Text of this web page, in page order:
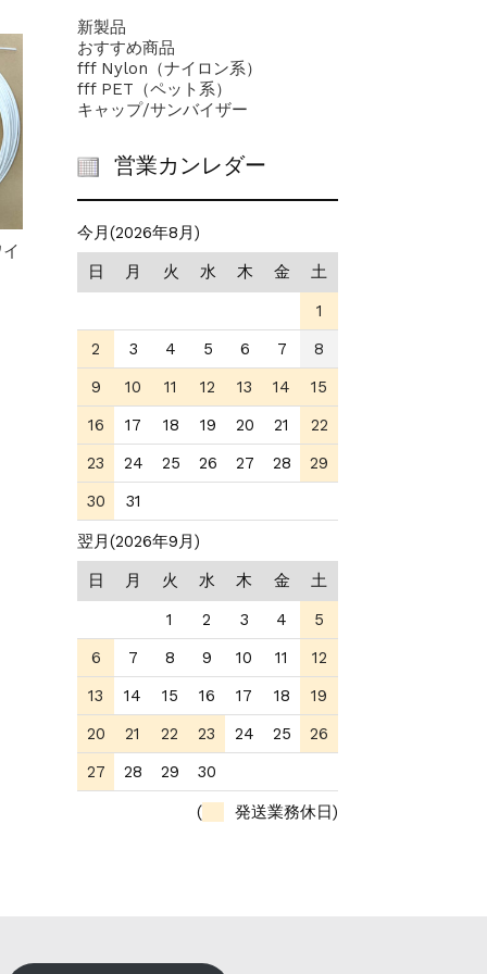
新製品
おすすめ商品
fff Nylon（ナイロン系）
fff PET（ペット系）
キャップ/サンバイザー
営業カンレダー
今月(2026年8月)
日
月 火 水 木 金
土
1
2
3 4 5 6 7
8
9
10 11 12 13 14
15
16
17 18 19 20 21
22
23
24 25 26 27 28
29
30
31
翌月(2026年9月)
日
月 火 水 木 金
土
1
2 3 4
5
6
7 8 9 10 11
12
13
14 15 16 17 18
19
20
21 22 23 24 25
26
27
28 29 30
( 発送業務休日)